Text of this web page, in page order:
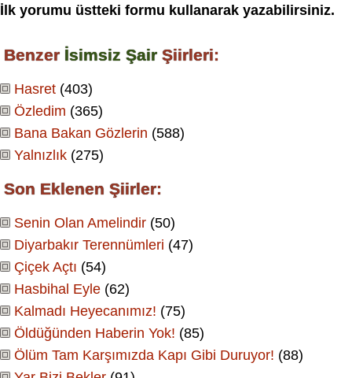
İlk yorumu üstteki formu kullanarak yazabilirsiniz.
Benzer İsimsiz Şair Şiirleri:
Hasret (403)
Özledim (365)
Bana Bakan Gözlerin (588)
Yalnızlık (275)
Son Eklenen Şiirler:
Senin Olan Amelindir (50)
Diyarbakır Terennümleri (47)
Çiçek Açtı (54)
Hasbihal Eyle (62)
Kalmadı Heyecanımız! (75)
Öldüğünden Haberin Yok! (85)
Ölüm Tam Karşımızda Kapı Gibi Duruyor! (88)